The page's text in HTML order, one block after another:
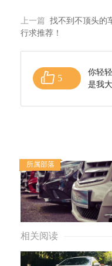
上一篇 找不到不顶头的
行求推荐！
5
你轻
是我
所属部落
相关阅读